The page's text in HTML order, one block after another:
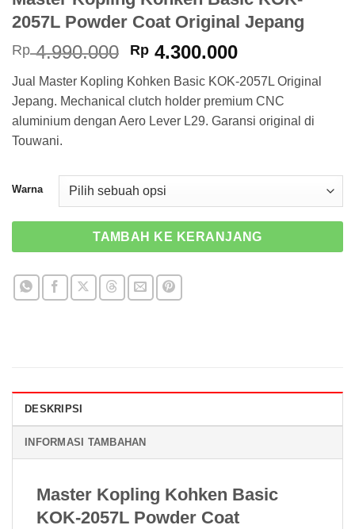
2057L Powder Coat Original Jepang
Rp4.990.000 Harga
adalah:
Rp 4.990.000.
Rp 4.300.000Harga
ini
adalah:
Rp
Jual Master Kopling Kohken Basic KOK-2057L Original
Jepang. Mechanical clutch holder premium CNC
aluminium dengan Aero Lever L29. Garansi original di
Touwani.
Warna
TAMBAH KE KERANJANG
DESKRIPSI
INFORMASI TAMBAHAN
Master Kopling Kohken Basic
KOK-2057L Powder Coat